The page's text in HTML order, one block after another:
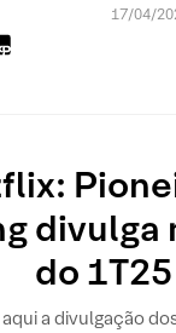
17/04/
divulga
do 1T25
a divulgação